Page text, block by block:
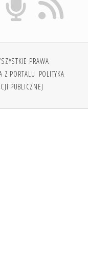
PRAWA
Z PORTALU POLITYKA
PUBLICZNEJ